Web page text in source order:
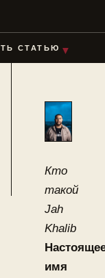
ЧТЕНИЕ≈ 4 МИН
СТАТЬЮ ▼
Кто
такой
Jah
Khalib
имя